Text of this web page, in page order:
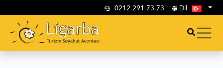
0212 291 73 73 Dil